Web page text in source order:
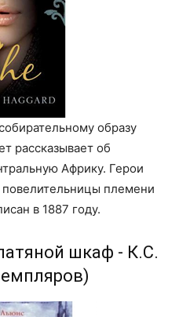
образу
рассказывает об
Африку. Герои
племени
в 1887 году.
шкаф - К.С.